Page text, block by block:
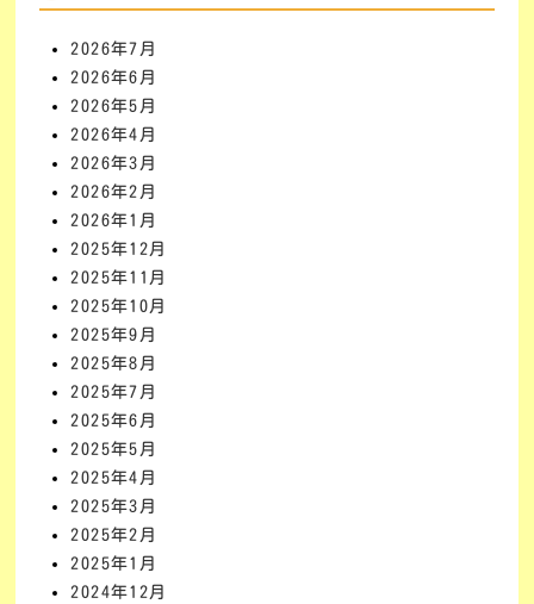
2026年7月
2026年6月
2026年5月
2026年4月
2026年3月
2026年2月
2026年1月
2025年12月
2025年11月
2025年10月
2025年9月
2025年8月
2025年7月
2025年6月
2025年5月
2025年4月
2025年3月
2025年2月
2025年1月
2024年12月